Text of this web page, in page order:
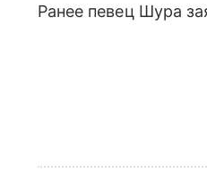
Ранее певец Шура